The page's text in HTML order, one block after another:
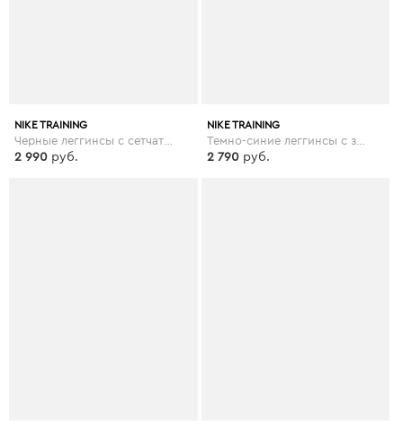
NIKE TRAINING
2 990 руб.
NIKE TRAINING
Темно-синие леггинсы с золотисто-розовым поясом Nike - Pro Training - Темно-синий
2 790 руб.